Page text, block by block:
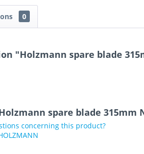
0
"Holzmann spare blade
spare blade 315mm
concerning this product?